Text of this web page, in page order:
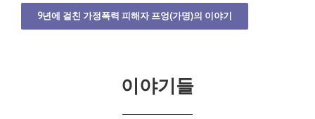
9년에 걸친 가정폭력 피해자 프엉(가명)의 이야기
이야기들